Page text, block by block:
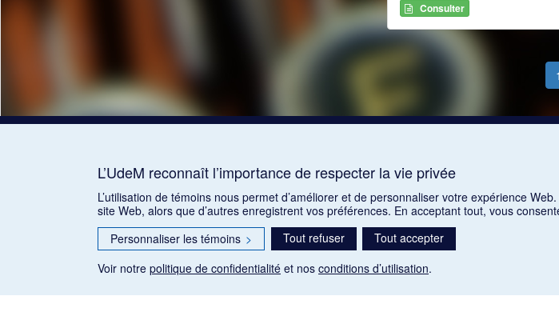
Consulter
1
L’UdeM reconnaît l’importance de respecter la vie privée
L’utilisation de témoins nous permet d’améliorer et de personnaliser votre expérience
site Web, alors que d’autres enregistrent vos préférences. En acceptant tout, vous
Personnaliser les témoins > Tout refuser
Tout accepter
Voir notre politique de confidentialité et nos conditions d’utilisation.